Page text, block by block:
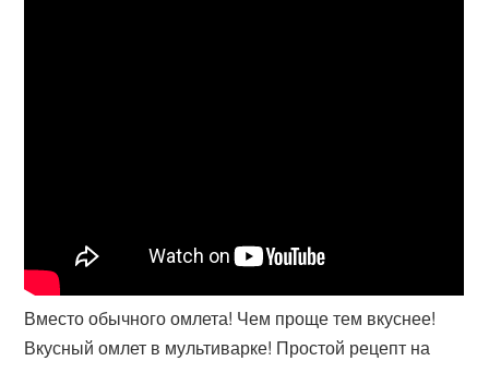
Вместо обычного омлета! Чем проще тем вкуснее!
Вкусный омлет в мультиварке! Простой рецепт на